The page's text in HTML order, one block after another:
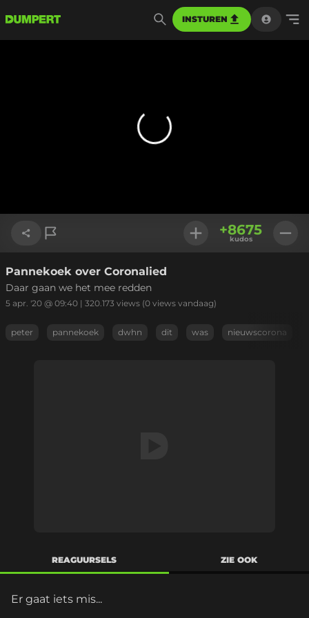
INSTUREN
Link kopiëren
+8675
kudos
Pannekoek over Coronalied
Daar gaan we het mee redden
5 apr. '20 @ 09:40 | 320.173 views (0 views vandaag)
peter pannekoek dwhn dit was nieuwscorona
REAGUURSELS ZIE OOK
Er gaat iets mis...